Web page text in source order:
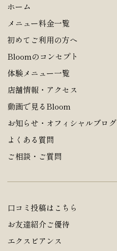
ホーム
メニュー料金一覧
初めてご利用の方へ
Bloomのコンセプト
体験メニュー一覧
店舗情報・アクセス
動画で見るBloom
お知らせ・オフィシャルブログ
よくある質問
ご相談・ご質問
口コミ投稿はこちら
お友達紹介ご優待
エクスビアンス